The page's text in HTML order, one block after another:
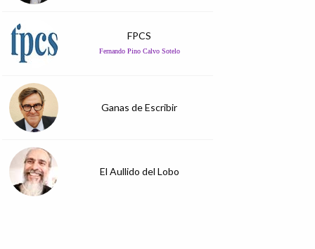
FPCS
Fernando Pino Calvo Sotelo
Ganas de Escribir
El Aullido del Lobo